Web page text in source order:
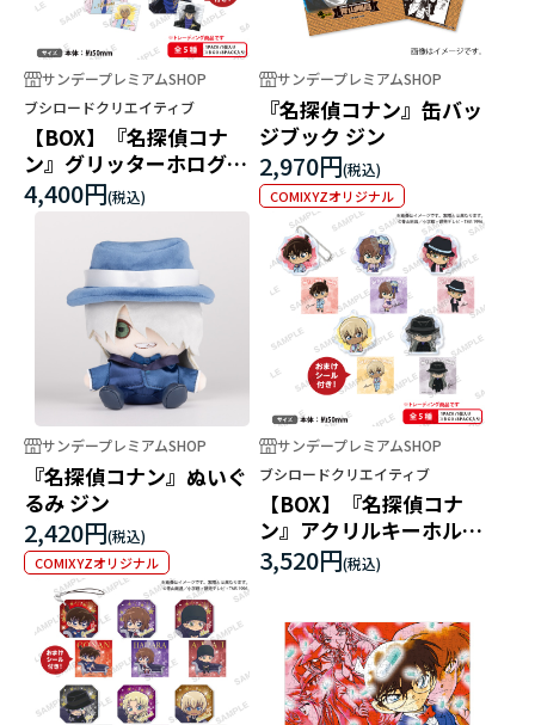
サンデープレミアムSHOP
ブシロードクリエイティブ
【BOX】『名探偵コナ
ン』グリッターホログラ
ムキーホルダー ブラウス
タイル BOXver.
4,400円
サンデープレミアムSHOP
『名探偵コナン』缶バッ
ジブック ジン
2,970円
COMIXYZオリジナル
サンデープレミアムSHOP
『名探偵コナン』ぬいぐ
るみ ジン
2,420円
COMIXYZオリジナル
サンデープレミアムSHOP
ブシロードクリエイティブ
【BOX】『名探偵コナ
ン』アクリルキーホルダ
ー ブラウスタイル
3,520円